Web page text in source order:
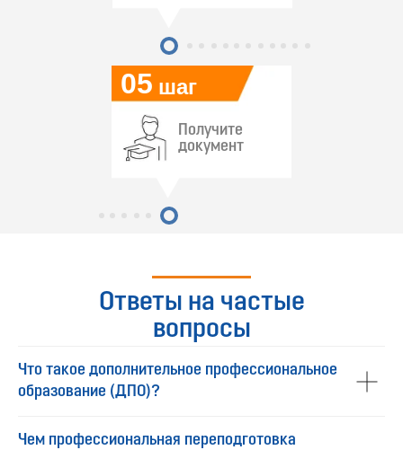
05 шаг
Получите
документ
Ответы на частые
вопросы
Что такое дополнительное профессиональное
образование (ДПО)?
Чем профессиональная переподготовка